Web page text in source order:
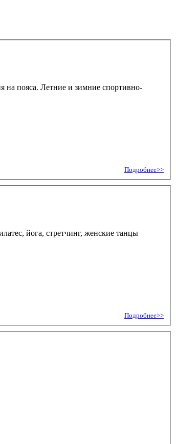
на пояса. Летние и зимние спортивно-
Подробнее>>
йога, стретчинг, женские танцы
Подробнее>>